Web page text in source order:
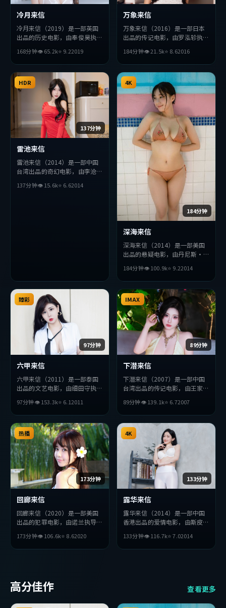
冷月来信
冷月来信（2019）是一部英国
出品的历史电影，由奉俊昊执
等主演。影片在叙事与视听上力
求突破，探讨人性与抉择，节奏
张弛有度，适合喜欢该类型的观
众完整观看。
168分钟👁65.2k⭐ 9.22019
万象来信
万象来信（2016）是一部日本
出品的传记电影，由罗泓轸执
影片在叙事与视听上力求突破，
探讨人性与抉择，节奏张弛有
度，适合喜欢该类型的观众完整
观看。
184分钟👁21.5k⭐ 8.62016
137分钟
HDR
雷池来信
雷池来信（2014）是一部中国
台湾出品的奇幻电影，由李沧东
木聪等主演。影片在叙事与视听
137分钟👁15.6k⭐ 6.62014
184分钟
4K
深海来信
深海来信（2014）是一部美国
出品的悬疑电影，由丹尼斯·
旬、吴京等主演。影片在叙事与
视听上力求突破，探讨人性与抉
择，节奏张弛有度，适合喜欢该
类型的观众完整观看。
184分钟👁100.9k⭐ 9.22014
97分钟
臻彩
六甲来信
六甲来信（2011）是一部泰国
出品的文艺电影，由细田守执
主演。影片在叙事与视听上力求
突破，探讨人性与抉择，节奏张
弛有度，适合喜欢该类型的观众
完整观看。
97分钟👁153.3k⭐ 6.12011
89分钟
IMAX
下潜来信
下潜来信（2007）是一部中国
台湾出品的传记电影，由王家卫
等主演。影片在叙事与视听上力
求突破，探讨人性与抉择，节奏
张弛有度，适合喜欢该类型的观
众完整观看。
89分钟👁139.1k⭐ 6.72007
173分钟
热播
回廊来信
回廊来信（2020）是一部美国
出品的犯罪电影，由诺兰执导，
演。影片在叙事与视听上力求突
破，探讨人性与抉择，节奏张弛
173分钟👁106.6k⭐ 8.62020
133分钟
4K
露华来信
露华来信（2014）是一部中国
香港出品的爱情电影，由斯皮尔
雅美等主演。影片在叙事与视听
上力求突破，探讨人性与抉择，
133分钟👁116.7k⭐7.02014
高分佳作 查看更多